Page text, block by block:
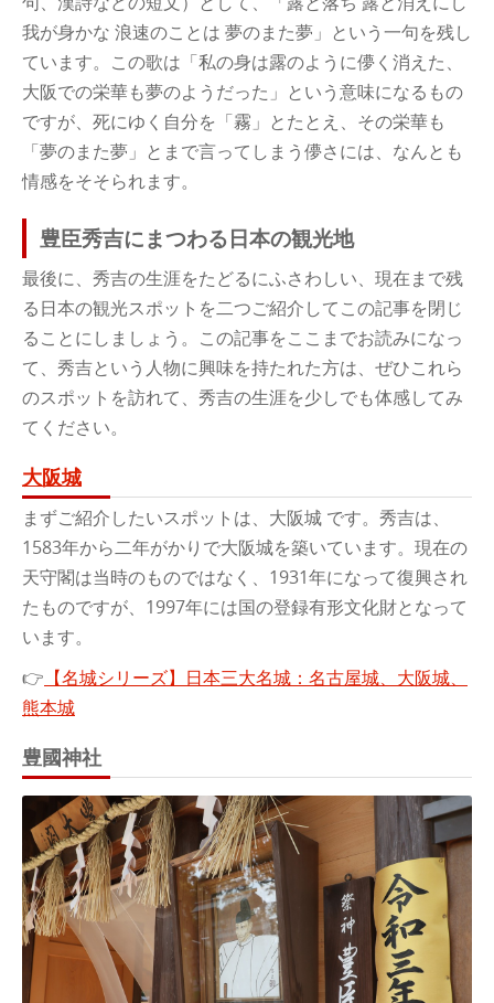
我が身かな 浪速のことは 夢のまた夢」という一句を残し
ています。この歌は「私の身は露のように儚く消えた、
大阪での栄華も夢のようだった」という意味になるもの
ですが、死にゆく自分を「霧」とたとえ、その栄華も
「夢のまた夢」とまで言ってしまう儚さには、なんとも
情感をそそられます。
豊臣秀吉にまつわる日本の観光地
最後に、秀吉の生涯をたどるにふさわしい、現在まで残
る日本の観光スポットを二つご紹介してこの記事を閉じ
ることにしましょう。この記事をここまでお読みになっ
て、秀吉という人物に興味を持たれた方は、ぜひこれら
のスポットを訪れて、秀吉の生涯を少しでも体感してみ
てください。
大阪城
まずご紹介したいスポットは、大阪城 です。秀吉は、
1583年から二年がかりで大阪城を築いています。現在の
天守閣は当時のものではなく、1931年になって復興され
たものですが、1997年には国の登録有形文化財となって
います。
👉 【名城シリーズ】日本三大名城：名古屋城、大阪城、
熊本城
豊國神社